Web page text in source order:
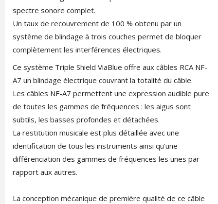
spectre sonore complet.
Un taux de recouvrement de 100 % obtenu par un
système de blindage à trois couches permet de bloquer
complètement les interférences électriques.
Ce système Triple Shield ViaBlue offre aux câbles RCA NF-
A7 un blindage électrique couvrant la totalité du câble.
Les câbles NF-A7 permettent une expression audible pure
de toutes les gammes de fréquences : les aigus sont
subtils, les basses profondes et détachées.
La restitution musicale est plus détaillée avec une
identification de tous les instruments ainsi qu'une
différenciation des gammes de fréquences les unes par
rapport aux autres.
La conception mécanique de première qualité de ce câble